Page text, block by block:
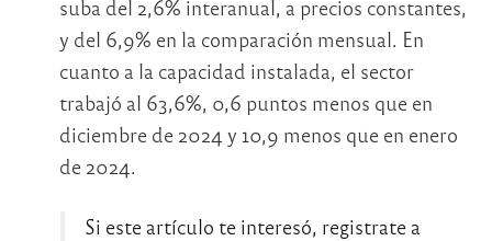
suba del 2,6% interanual, a precios constantes,
y del 6,9% en la comparación mensual. En
cuanto a la capacidad instalada, el sector
trabajó al 63,6%, 0,6 puntos menos que en
diciembre de 2024 y 10,9 menos que en enero
de 2024.
Si este artículo te interesó, registrate a